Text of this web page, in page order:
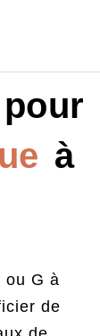
ue à
ou G à
de